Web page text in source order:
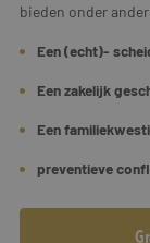
bieden onder
Een (echt)-
Een zakelijk
Een
preventieve